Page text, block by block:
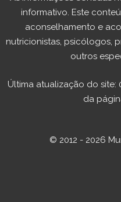
informativo. Este
aconselhamento e
nutricionistas, psicólogos,
outros
Última atualização do
da
© 2012 - 2026